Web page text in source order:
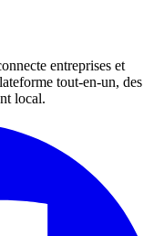
entreprises et
tout-en-un, des
local.